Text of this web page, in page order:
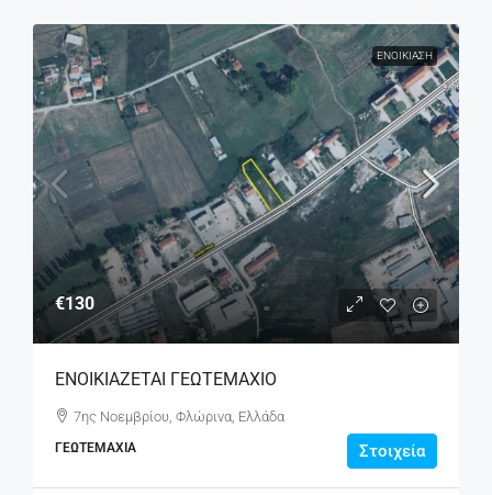
ΕΝΟΙΚΊΑΣΗ
€130
ΕΝΟΙΚΙΑΖΕΤΑΙ ΓΕΩΤΕΜΑΧΙΟ
7ης Νοεμβρίου, Φλώρινα, Ελλάδα
ΓΕΩΤΕΜΆΧΙΑ Στοιχεία